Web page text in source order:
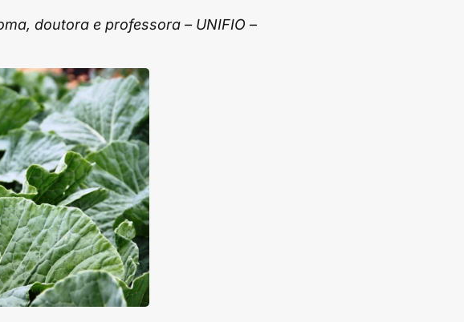
doutora e professora – UNIFIO –